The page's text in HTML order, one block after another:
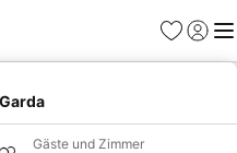
Favoriten
Gäste und Zimmer